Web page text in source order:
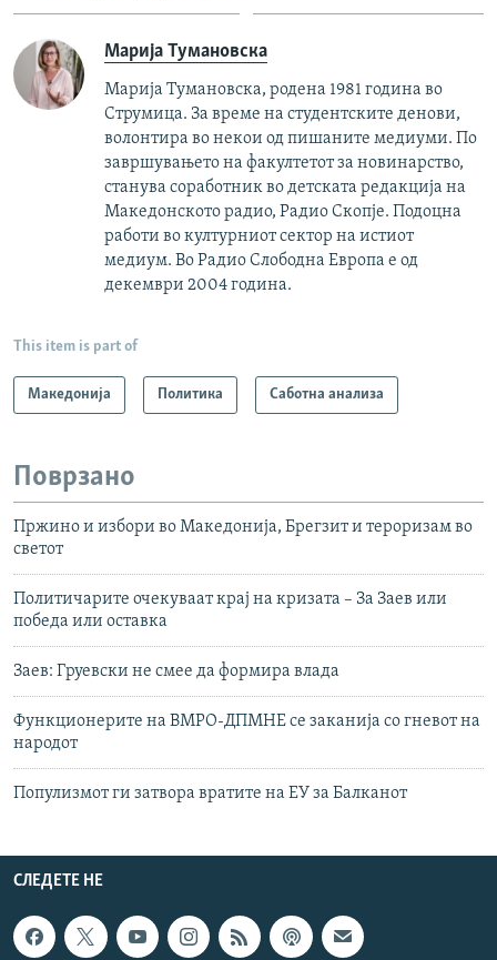
Марија Тумановска
Марија Тумановска, родена 1981 година во
Струмица. За време на студентските денови,
волонтира во некои од пишаните медиуми. По
завршувањето на факултетот за новинарство,
станува соработник во детската редакција на
Македонското радио, Радио Скопје. Подоцна
работи во културниот сектор на истиот
медиум. Во Радио Слободна Европа е од
декември 2004 година.
This item is part of
Македонија Политика Саботна анализа
Поврзано
Пржино и избори во Македонија, Брегзит и тероризам во
светот
Политичарите очекуваат крај на кризата – За Заев или
победа или оставка
Заев: Груевски не смее да формира влада
Функционерите на ВМРО-ДПМНЕ се заканија со гневот на
народот
Популизмот ги затвора вратите на ЕУ за Балканот
СЛЕДЕТЕ НЕ